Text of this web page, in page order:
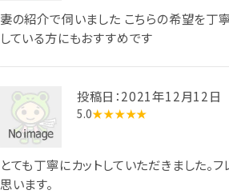
妻の紹介で伺いました こちらの希望を丁
している方にもおすすめです
投稿日：2021年12月12日
5.0★★★★★
とても丁寧にカットしていただきました。
思います。